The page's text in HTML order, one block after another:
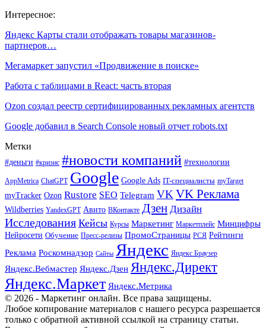
Интересное:
Яндекс Карты стали отображать товары магазинов-
партнеров…
Мегамаркет запустил «Продвижение в поиске»
Работа с таблицами в React: часть вторая
Ozon создал реестр сертифицированных рекламных агентств
Google добавил в Search Console новый отчет robots.txt
Метки
#деньги #кризис #новости компаний #технологии
AppMetrica ChatGPT Google Google Ads IT-специалисты myTarget
myTracker Ozon Rustore SEO Telegram VK VK Реклама
Wildberries YandexGPT Авито ВКонтакте Дзен Дизайн
Исследования Кейсы Курсы Маркетинг Маркетплейс Минцифры
Нейросети Обучение Пресс-релизы ПромоСтраницы РСЯ Рейтинги
Реклама Роскомнадзор Сайты Яндекс Яндекс.Браузер
Яндекс.Вебмастер Яндекс.Дзен Яндекс.Директ
Яндекс.Маркет Яндекс.Метрика
© 2026 - Маркетинг онлайн. Все права защищены.
Любое копирование материалов с нашего ресурса разрешается
только с обратной активной ссылкой на страницу статьи.